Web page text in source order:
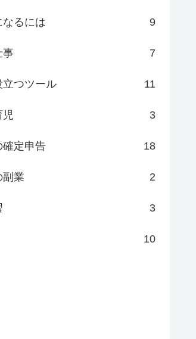
るには 9
事 7
立つツール 11
児 3
確定申告 18
副業 2
3
10